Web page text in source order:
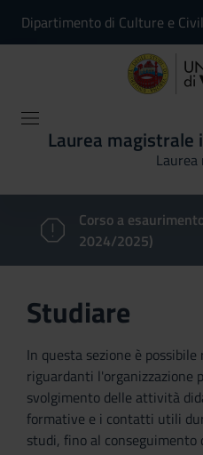
Dipartimento di Culture e
Laurea
Corso a
2024/2025)
Studiare
In questa sezione è
riguardanti l'organizzazione
svolgimento delle attività
formative e i contatti utili
studi, fino al